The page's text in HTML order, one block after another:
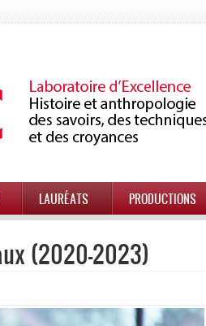
LAURÉATS PRODUCTIONS
(2020-2023)